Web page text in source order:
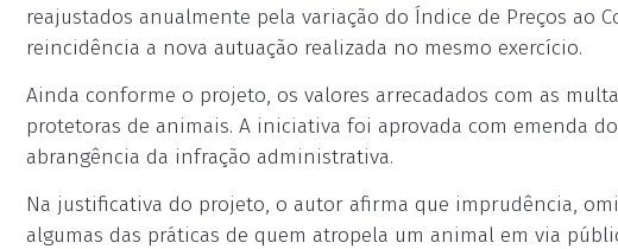
reajustados anualmente pela variação do Índice de Preços ao
reincidência a nova autuação realizada no mesmo exercício.
Ainda conforme o projeto, os valores arrecadados com as
protetoras de animais. A iniciativa foi aprovada com emenda
abrangência da infração administrativa.
Na justificativa do projeto, o autor afirma que imprudência,
algumas das práticas de quem atropela um animal em via